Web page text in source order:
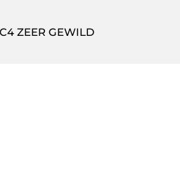
ZEER GEWILD